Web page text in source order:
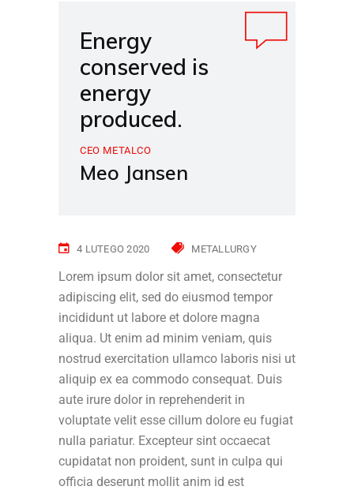
Energy
conserved is
energy
produced.
CEO METALCO
Meo Jansen
4 LUTEGO 2020 METALLURGY
Lorem ipsum dolor sit amet, consectetur
adipiscing elit, sed do eiusmod tempor
incididunt ut labore et dolore magna
aliqua. Ut enim ad minim veniam, quis
nostrud exercitation ullamco laboris nisi ut
aliquip ex ea commodo consequat. Duis
aute irure dolor in reprehenderit in
voluptate velit esse cillum dolore eu fugiat
nulla pariatur. Excepteur sint occaecat
cupidatat non proident, sunt in culpa qui
officia deserunt mollit anim id est